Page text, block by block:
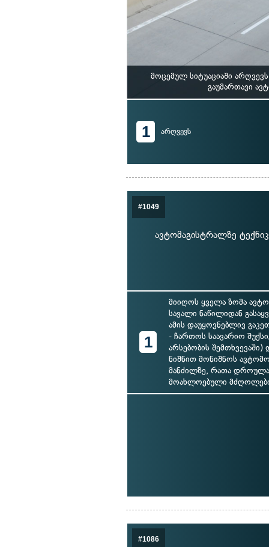
მოცემულ სიტუაციაში
გაუმართავი
1 არღვევს
#1049
ავტომაგისტრალზე
1
მიიღოს ყველა ზომა
სავალი ნაწილიდან
ამის დაუყოვნებლივ
- ჩართოს საავარიო
არსებობის შემთხვევაში)
ნიშნით მონიშნოს
მანძილზე, რათა
მოახლოებული
#1086